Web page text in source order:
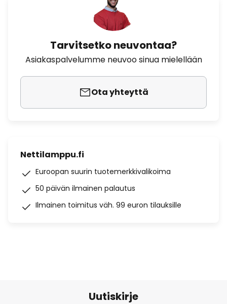
Tarvitsetko neuvontaa?
Asiakaspalvelumme neuvoo sinua mielellään
Ota yhteyttä
Nettilamppu.fi
Euroopan suurin tuotemerkkivalikoima
50 päivän ilmainen palautus
Ilmainen toimitus väh. 99 euron tilauksille
Uutiskirje